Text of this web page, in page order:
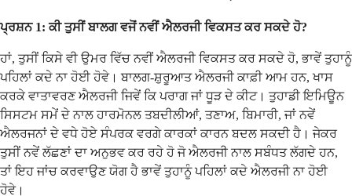
ਪ੍ਰਸ਼ਨ 1: ਕੀ ਤੁਸੀਂ ਬਾਲਗ ਵਜੋਂ ਨਵੀਂ ਐਲਰਜੀ ਵਿਕਸਤ ਕਰ ਸਕਦੇ ਹੋ?
ਹਾਂ, ਤੁਸੀਂ ਕਿਸੇ ਵੀ ਉਮਰ ਵਿੱਚ ਨਵੀਂ ਐਲਰਜੀ ਵਿਕਸਤ ਕਰ ਸਕਦੇ ਹੋ, ਭਾਵੇਂ ਤੁਹਾਨੂੰ
ਪਹਿਲਾਂ ਕਦੇ ਨਾ ਹੋਈ ਹੋਵੇ। ਬਾਲਗ-ਸ਼ੁਰੂਆਤ ਐਲਰਜੀ ਕਾਫ਼ੀ ਆਮ ਹਨ, ਖਾਸ
ਕਰਕੇ ਵਾਤਾਵਰਣ ਐਲਰਜੀ ਜਿਵੇਂ ਕਿ ਪਰਾਗ ਜਾਂ ਧੂੜ ਦੇ ਕੀਟ। ਤੁਹਾਡੀ ਇਮਿਊਨ
ਸਿਸਟਮ ਸਮੇਂ ਦੇ ਨਾਲ ਹਾਰਮੋਨਲ ਤਬਦੀਲੀਆਂ, ਤਣਾਅ, ਬਿਮਾਰੀ, ਜਾਂ ਨਵੇਂ
ਐਲਰਜਨਾਂ ਦੇ ਵਧੇ ਹੋਏ ਸੰਪਰਕ ਵਰਗੇ ਕਾਰਕਾਂ ਕਾਰਨ ਬਦਲ ਸਕਦੀ ਹੈ। ਜੇਕਰ
ਤੁਸੀਂ ਨਵੇਂ ਲੱਛਣਾਂ ਦਾ ਅਨੁਭਵ ਕਰ ਰਹੇ ਹੋ ਜੋ ਐਲਰਜੀ ਨਾਲ ਸਬੰਧਤ ਲੱਗਦੇ ਹਨ,
ਤਾਂ ਇਹ ਜਾਂਚ ਕਰਵਾਉਣ ਯੋਗ ਹੈ ਭਾਵੇਂ ਤੁਹਾਨੂੰ ਪਹਿਲਾਂ ਕਦੇ ਐਲਰਜੀ ਨਾ ਹੋਈ
ਹੋਵੇ।